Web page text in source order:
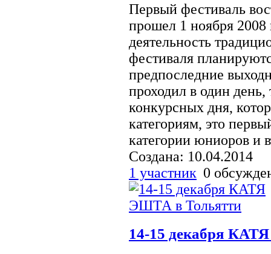
Первый фестиваль
прошел 1 ноября 2008
деятельность
фестиваля
предпоследние
проходил в один
конкурсных дня,
категориям, это
категории юниоров и
Создана: 10.04.2014
1 участник 0
14-15 декабря